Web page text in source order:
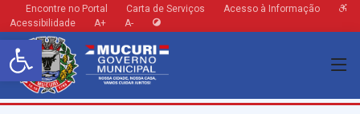
Barra de Ferramentas Aberta
Encontre no Portal Carta de Serviços
Acesso à Informação
Acessibilidade
A+ A-